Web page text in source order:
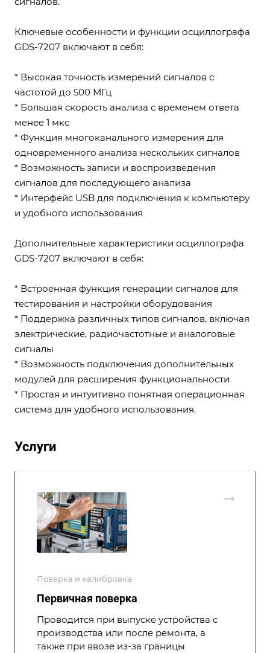
Ключевые особенности и функции осциллографа
GDS-7207 включают в себя:
* Высокая точность измерений сигналов с
частотой до 500 МГц
* Большая скорость анализа с временем ответа
менее 1 мкс
* Функция многоканального измерения для
одновременного анализа нескольких сигналов
* Возможность записи и воспроизведения
сигналов для последующего анализа
* Интерфейс USB для подключения к компьютеру
и удобного использования
Дополнительные характеристики осциллографа
GDS-7207 включают в себя:
* Встроенная функция генерации сигналов для
тестирования и настройки оборудования
* Поддержка различных типов сигналов, включая
электрические, радиочастотные и аналоговые
сигналы
* Возможность подключения дополнительных
модулей для расширения функциональности
* Простая и интуитивно понятная операционная
система для удобного использования.
Услуги
Поверка и калибровка
Первичная поверка
Проводится при выпуске устройства с
производства или после ремонта, а
также при ввозе из-за границы